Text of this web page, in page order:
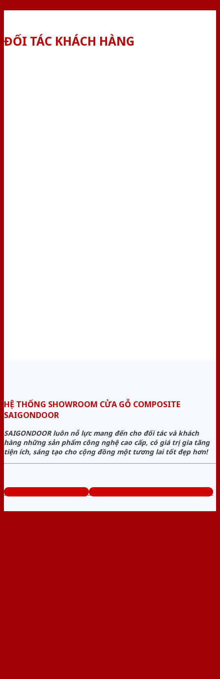
ĐỐI TÁC KHÁCH HÀNG
HỆ THỐNG SHOWROOM CỬA GỖ COMPOSITE
SAIGONDOOR
SAIGONDOOR luôn nỗ lực mang đến cho đối tác và khách
hàng những sản phẩm công nghệ cao cấp, có giá trị gia tăng
tiện ích, sáng tạo cho cộng đồng một tương lai tốt đẹp hơn!
www.cuagocomposite.org Tổng đài tư vấn miễn phí: 0824.400.400